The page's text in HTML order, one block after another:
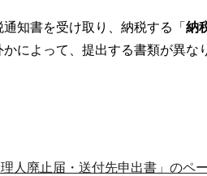
知書を受け取り、納税する「 納
によって、提出する書類が異な
人廃止届・送付先申出書」のペ